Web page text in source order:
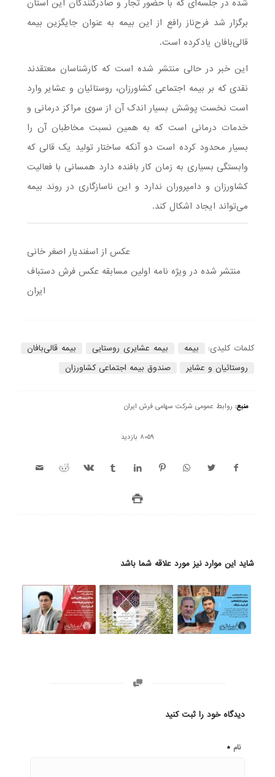
شده در جلسه‌ای که با حضور تجار و صادرکنندگان این استان
برگزار شد فرح‌ناز رافع از این بیمه به عنوان جایگزین بیمه
قالی‌بافان یادکرده است.
این خبر در حالی منتشر شده است که کارشناسان معتقدند
نقدی که بر بیمه اجتماعی کشاورزان، روستائیان و عشایر وارد
است نخست پوشش بسیار اندک آن از سوی مراکز درمانی و
خدمات درمانی است که به همین نسبت مخاطبان آن را
بسیار محدود کرده است دو آنکه ساختار تولید یک قالی که
وابستگی بسیاری به زمان کار بافنده دارد همسانی با فعالیت
کشاورزان و دامپروران ندارد و این ناسازگاری در روند بیمه
می‌تواند ایجاد اشکال کند.
عکس از اسفندیار اصغر خانی
منتشر شده در ویژه نامه اولین مسابقه عکس فرش دستباف
ایران
کلمات کلیدی: بیمه بیمه عشایری روستایی
بیمه قالی‌بافان
روستائیان و عشایر
صندوق بیمه اجتماعی کشاورزان
منبع: روابط عمومی شرکت سهامی فرش ایران
8059 بازدید
شاید این موارد نیز مورد علاقه شما باشد
دیدگاه خود را ثبت کنید
نام *